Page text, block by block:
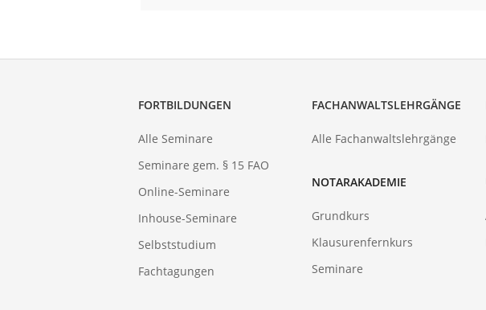
FORTBILDUNGEN
Alle Seminare
Seminare gem. § 15 FAO
Online-Seminare
Inhouse-Seminare
Selbststudium
Fachtagungen
FACHANWALTSLEHRGÄNGE
Alle Fachanwaltslehrgänge
NOTARAKADEMIE
Grundkurs
Klausurenfernkurs
Seminare